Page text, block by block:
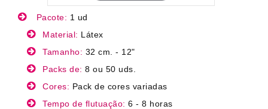
Pacote: 1 ud
Material: Látex
Tamanho: 32 cm. - 12"
Packs de: 8 ou 50 uds.
Cores: Pack de cores variadas
Tempo de flutuação: 6 - 8 horas